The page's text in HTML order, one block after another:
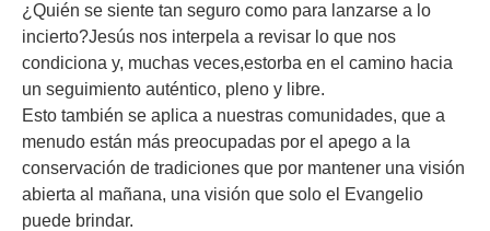
¿Quién se siente tan seguro como para lanzarse a lo
incierto?Jesús nos interpela a revisar lo que nos
condiciona y, muchas veces,estorba en el camino hacia
un seguimiento auténtico, pleno y libre.
Esto también se aplica a nuestras comunidades, que a
menudo están más preocupadas por el apego a la
conservación de tradiciones que por mantener una visión
abierta al mañana, una visión que solo el Evangelio
puede brindar.